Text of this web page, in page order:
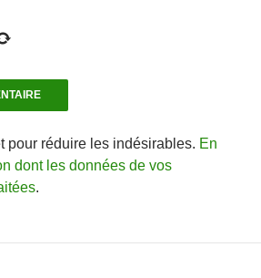
pour réduire les indésirables. En
dont les données de vos
.